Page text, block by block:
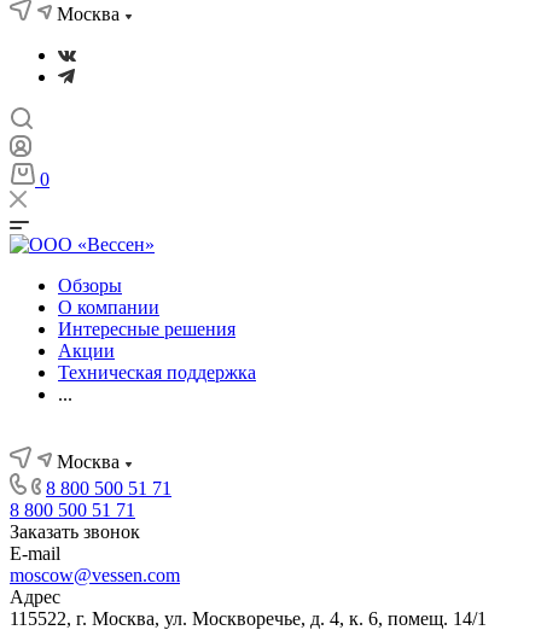
Москва
0
Обзоры
О компании
Интересные решения
Акции
Техническая поддержка
...
Москва
8 800 500 51 71
8 800 500 51 71
Заказать звонок
E-mail
moscow@vessen.com
Адрес
115522, г. Москва, ул. Москворечье, д. 4, к. 6, помещ. 14/1